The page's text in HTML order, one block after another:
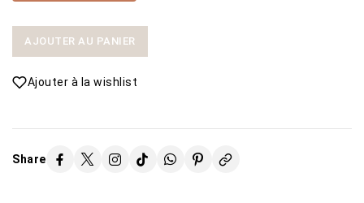
AJOUTER AU PANIER
Ajouter à la wishlist
Share